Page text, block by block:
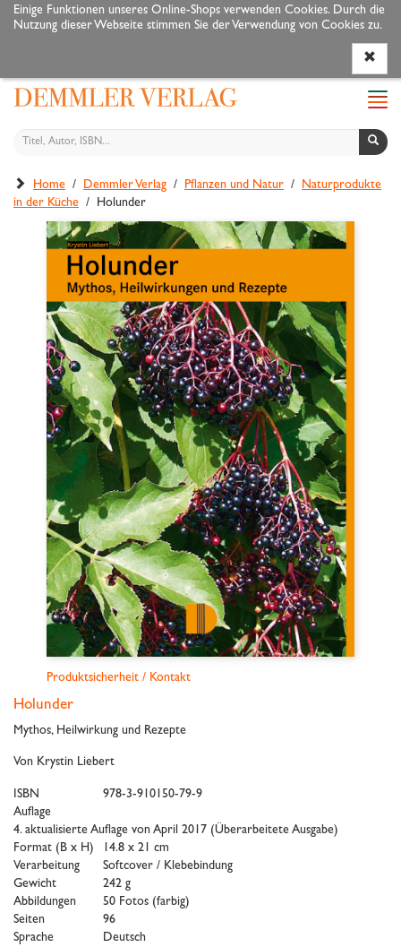
Einige Funktionen unseres Online-Shops verwenden Cookies. Durch die
Nutzung dieser Webseite stimmen Sie der Verwendung von Cookies zu.
Home / Demmler Verlag / Pflanzen und Natur / Naturprodukte
in der Küche / Holunder
Produktsicherheit / Kontakt
Holunder
Mythos, Heilwirkung und Rezepte
Von Krystin Liebert
ISBN
978-3-910150-79-9
Auflage
4. aktualisierte Auflage von April 2017 (Überarbeitete Ausgabe)
Format (B x H)
14.8 x 21 cm
Verarbeitung
Softcover / Klebebindung
Gewicht
242 g
Abbildungen
50 Fotos (farbig)
Seiten
96
Sprache
Deutsch